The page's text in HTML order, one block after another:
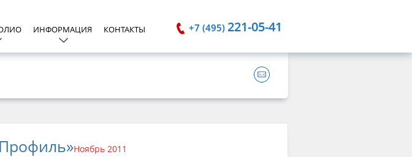
+7 (495) 221-05-41
ИНФОРМАЦИЯ КОНТАКТЫ
Ноябрь 2011